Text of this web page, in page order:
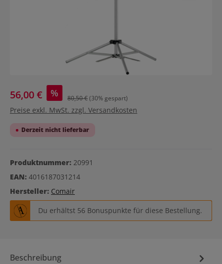
56,00 € % 80,50 €(30% gespart)
Preise exkl. MwSt. zzgl. Versandkosten
Derzeit nicht lieferbar
Produktnummer: 20991
EAN: 4016187031214
Hersteller: Comair
Du erhältst 56 Bonuspunkte für diese Bestellung.
Beschreibung